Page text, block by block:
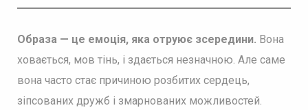
Образа — це емоція, яка отруює зсередини. Вона
ховається, мов тінь, і здається незначною. Але саме
вона часто стає причиною розбитих сердець,
зіпсованих дружб і змарнованих можливостей.